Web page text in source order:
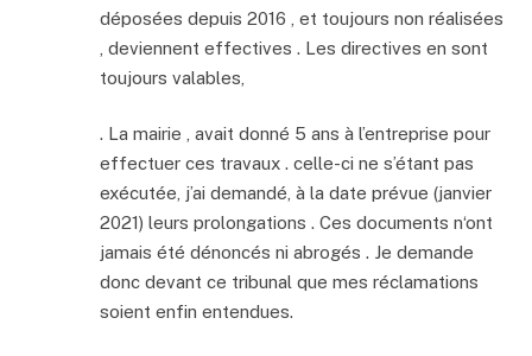
déposées depuis 2016 , et toujours non réalisées
, deviennent effectives . Les directives en sont
toujours valables,
. La mairie , avait donné 5 ans à l’entreprise pour
effectuer ces travaux . celle-ci ne s’étant pas
exécutée, j’ai demandé, à la date prévue (janvier
2021) leurs prolongations . Ces documents n‘ont
jamais été dénoncés ni abrogés . Je demande
donc devant ce tribunal que mes réclamations
soient enfin entendues.